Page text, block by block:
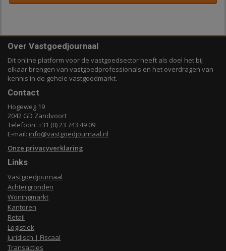
Over Vastgoedjournaal
Dit online platform voor de vastgoedsector heeft als doel het bij
elkaar brengen van vastgoedprofessionals en het overdragen van
kennis in de gehele vastgoedmarkt.
Contact
Hogeweg 19
2042 GD Zandvoort
Telefoon: +31 (0) 23 743 49 09
E-mail: info@vastgoedjournaal.nl
Onze privacyverklaring
Links
Vastgoedjournaal
Achtergronden
Woningmarkt
Kantoren
Retail
Logistiek
Juridisch | Fiscaal
Transacties